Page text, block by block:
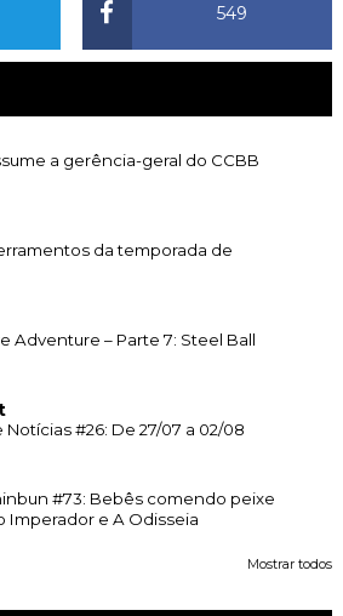
549
a gerência-geral do CCBB
da temporada de
Adventure – Parte 7: Steel Ball
#26: De 27/07 a 02/08
#73: Bebês comendo peixe
Imperador e A Odisseia
Mostrar todos